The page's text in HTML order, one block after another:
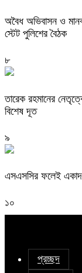
অবৈধ অভিবাসন ও
স্টেট পুলিশের বৈঠক
৮
তারেক রহমানের
বিশেষ দূত
৯
এসএসসির ফলেই
১০
প্রচ্ছদ